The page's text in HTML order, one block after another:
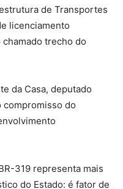
de Transportes
licenciamento
trecho do
da Casa, deputado
compromisso do
319 representa mais
do Estado: é fator de